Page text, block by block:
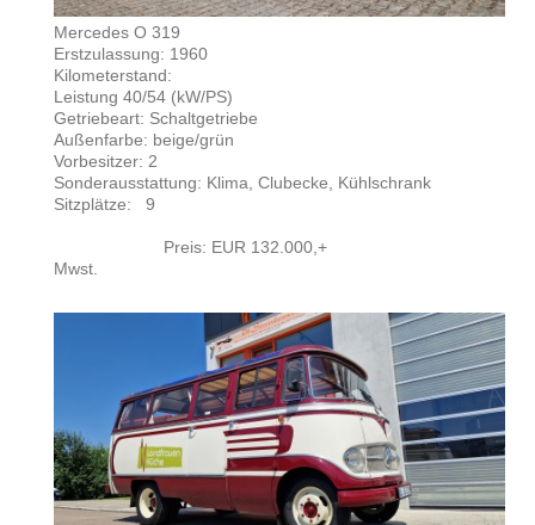
Mercedes O 319
Erstzulassung: 1960
Kilometerstand:
Leistung 40/54 (kW/PS)
Getriebeart: Schaltgetriebe
Außenfarbe: beige/grün
Vorbesitzer: 2
Sonderausstattung: Klima, Clubecke, Kühlschrank
Sitzplätze: 9
Preis: EUR 132.000,+
Mwst.